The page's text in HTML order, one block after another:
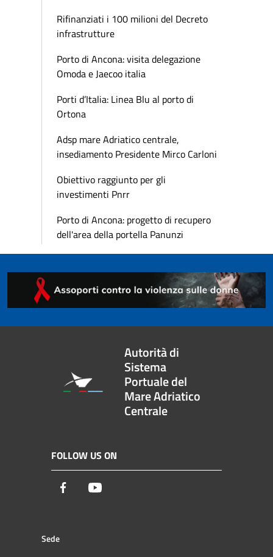
Rifinanziati i 100 milioni del Decreto
infrastrutture
Porto di Ancona: visita delegazione
Omoda e Jaecoo italia
Porti d’Italia: Linea Blu al porto di
Ortona
Adsp mare Adriatico centrale,
insediamento Presidente Mirco Carloni
Obiettivo raggiunto per gli
investimenti Pnrr
Porto di Ancona: progetto di recupero
dell'area della portella Panunzi
Autorità di
Sistema
Portuale del
Mare Adriatico
Centrale
FOLLOW US ON
Facebook
Sede